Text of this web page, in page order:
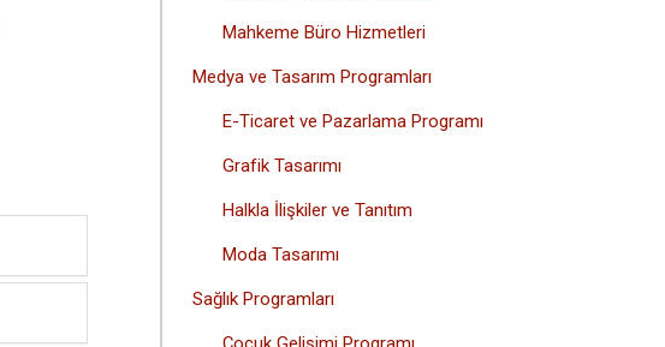
Mahkeme Büro Hizmetleri
Medya ve Tasarım Programları
E-Ticaret ve Pazarlama Programı
Grafik Tasarımı
Halkla İlişkiler ve Tanıtım
Moda Tasarımı
Sağlık Programları